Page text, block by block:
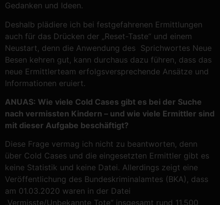
Gedanken und Ideen.
Deshalb plädiere ich bei festgefahrenen Ermittlungen
auch für das Drücken der „Reset-Taste“ und einem
Neustart, denn die Anwendung des Sprichwortes Neue
Besen kehren gut, kann durchaus dazu führen, dass das
neue Ermittlerteam erfolgsversprechende Ansätze und
Informationen eruiert.
ANUAS: Wie viele Cold Cases gibt es bei der Suche
nach vermissten Kindern – und wie viele Ermittler sind
mit dieser Aufgabe beschäftigt?
Diese Frage vermag ich nicht zu beantworten, denn
über Cold Cases und die eingesetzten Ermittler gibt es
keine Statistik und keine Datei. Allerdings zeigt eine
Veröffentlichung des Bundeskriminalamtes (BKA), dass
am 01.03.2020 waren in der Datei
„Vermisste/Unbekannte Tote“ insgesamt rund 11.500